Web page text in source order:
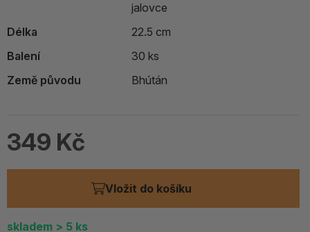
jalovce
Délka
22.5 cm
Balení
30 ks
Země původu
Bhútán
349 Kč
Vložit do košíku
skladem > 5 ks